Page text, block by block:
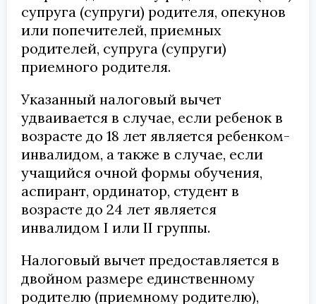
супруга (супруги) родителя, опекунов
или попечителей, приемных
родителей, супруга (супруги)
приемного родителя.
Указанный налоговый вычет
удваивается в случае, если ребенок в
возрасте до 18 лет является ребенком-
инвалидом, а также в случае, если
учащийся очной формы обучения,
аспирант, ординатор, студент в
возрасте до 24 лет является
инвалидом I или II группы.
Налоговый вычет предоставляется в
двойном размере единственному
родителю (приемному родителю),